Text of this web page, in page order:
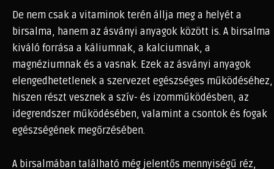
De nem csak a vitaminok terén állja meg a helyét a
birsalma, hanem az ásványi anyagok között is. A birsalma
kiváló forrása a káliumnak, a kalciumnak, a
magnéziumnak és a vasnak. Ezek az ásványi anyagok
elengedhetetlenek a szervezet egészséges működéséhez,
hiszen részt vesznek a szív- és izomműködésben, az
idegrendszer működésében, valamint a csontok és fogak
egészségének megőrzésében.
A birsalmában található még jelentős mennyiségű réz,